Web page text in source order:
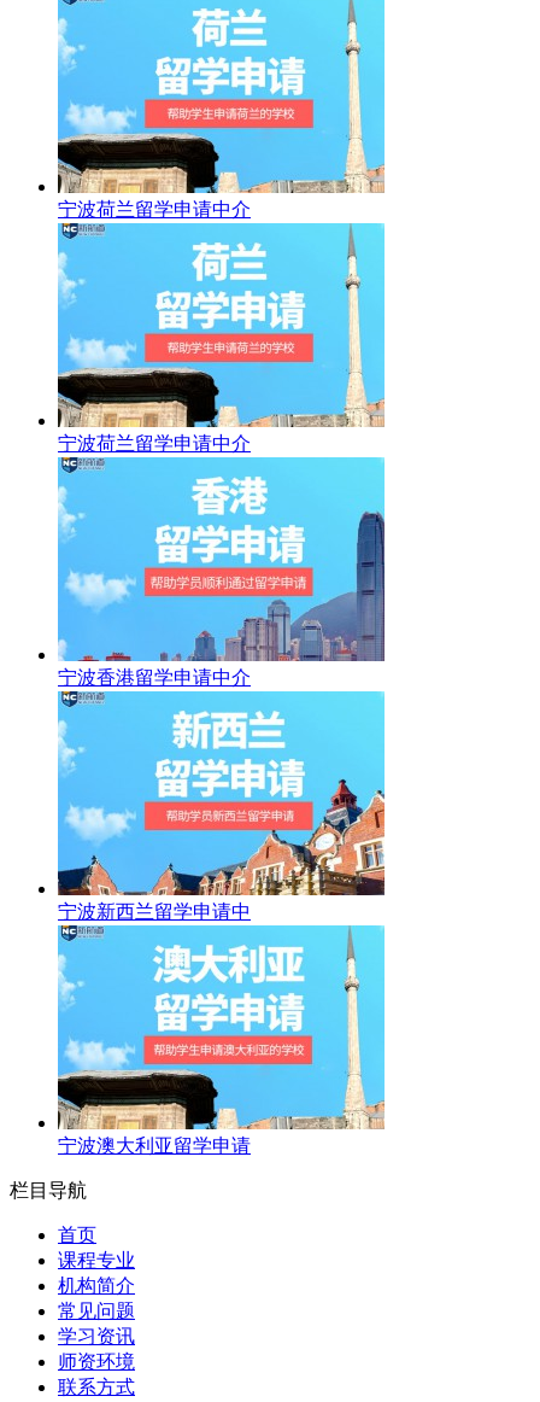
宁波荷兰留学申请中介
宁波荷兰留学申请中介
宁波香港留学申请中介
宁波新西兰留学申请中
宁波澳大利亚留学申请
栏目导航
首页
课程专业
机构简介
常见问题
学习资讯
师资环境
联系方式